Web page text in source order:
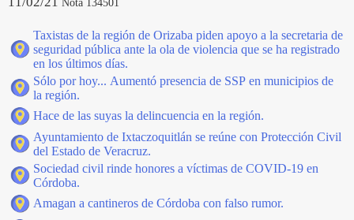
Taxistas de la región de Orizaba piden apoyo a la secretaria de
seguridad pública ante la ola de violencia que se ha registrado
en los últimos días.
Sólo por hoy... Aumentó presencia de SSP en municipios de
la región.
Hace de las suyas la delincuencia en la región.
Ayuntamiento de Ixtaczoquitlán se reúne con Protección Civil
del Estado de Veracruz.
Sociedad civil rinde honores a víctimas de COVID-19 en
Córdoba.
Amagan a cantineros de Córdoba con falso rumor.